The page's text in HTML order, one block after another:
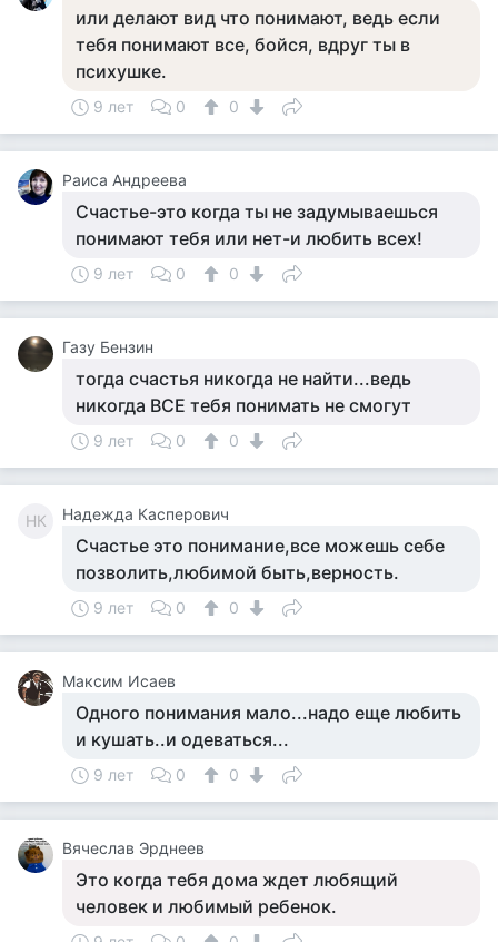
или делают вид что понимают, ведь если
тебя понимают все, бойся, вдруг ты в
психушке.
9 лет 0 0
Раиса Андреева
Счастье-это когда ты не задумываешься
понимают тебя или нет-и любить всех!
9 лет 0 0
Газу Бензин
тогда счастья никогда не найти...ведь
никогда ВСЕ тебя понимать не смогут
9 лет 0 0
НК Надежда Касперович
Счастье это понимание,все можешь себе
позволить,любимой быть,верность.
9 лет 0 0
Максим Исаев
Одного понимания мало...надо еще любить
и кушать..и одеваться...
9 лет 0 0
Вячеслав Эрднеев
Это когда тебя дома ждет любящий
человек и любимый ребенок.